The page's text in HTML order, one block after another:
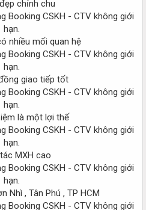
chỉnh chu
nhiều mối quan hệ
giao tiếp tốt
là một lợi thế
MXH cao
Nhì , Tân Phú , TP HCM